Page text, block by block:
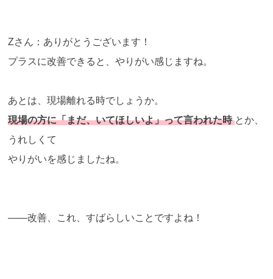
Zさん：ありがとうございます！
プラスに改善できると、やりがい感じますね。
あとは、現場離れる時でしょうか。
現場の方に「まだ、いてほしいよ」って言われた時とか、
うれしくて
やりがいを感じましたね。
――改善、これ、すばらしいことですよね！